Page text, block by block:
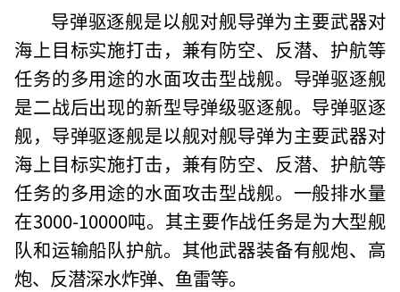
导弹驱逐舰是以舰对舰导弹为主要武器对
海上目标实施打击，兼有防空、反潜、护航等
任务的多用途的水面攻击型战舰。导弹驱逐舰
是二战后出现的新型导弹级驱逐舰。导弹驱逐
舰，导弹驱逐舰是以舰对舰导弹为主要武器对
海上目标实施打击，兼有防空、反潜、护航等
任务的多用途的水面攻击型战舰。一般排水量
在3000-10000吨。其主要作战任务是为大型舰
队和运输船队护航。其他武器装备有舰炮、高
炮、反潜深水炸弹、鱼雷等。